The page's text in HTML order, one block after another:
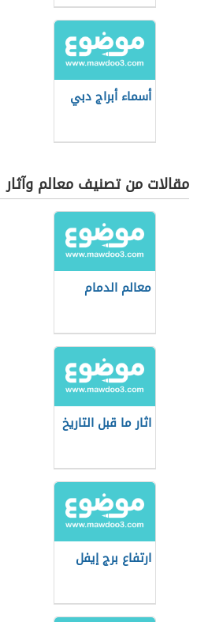
أسماء أبراج دبي
مقالات من تصنيف معالم وآثار
معالم الدمام
اثار ما قبل التاريخ
ارتفاع برج إیفل